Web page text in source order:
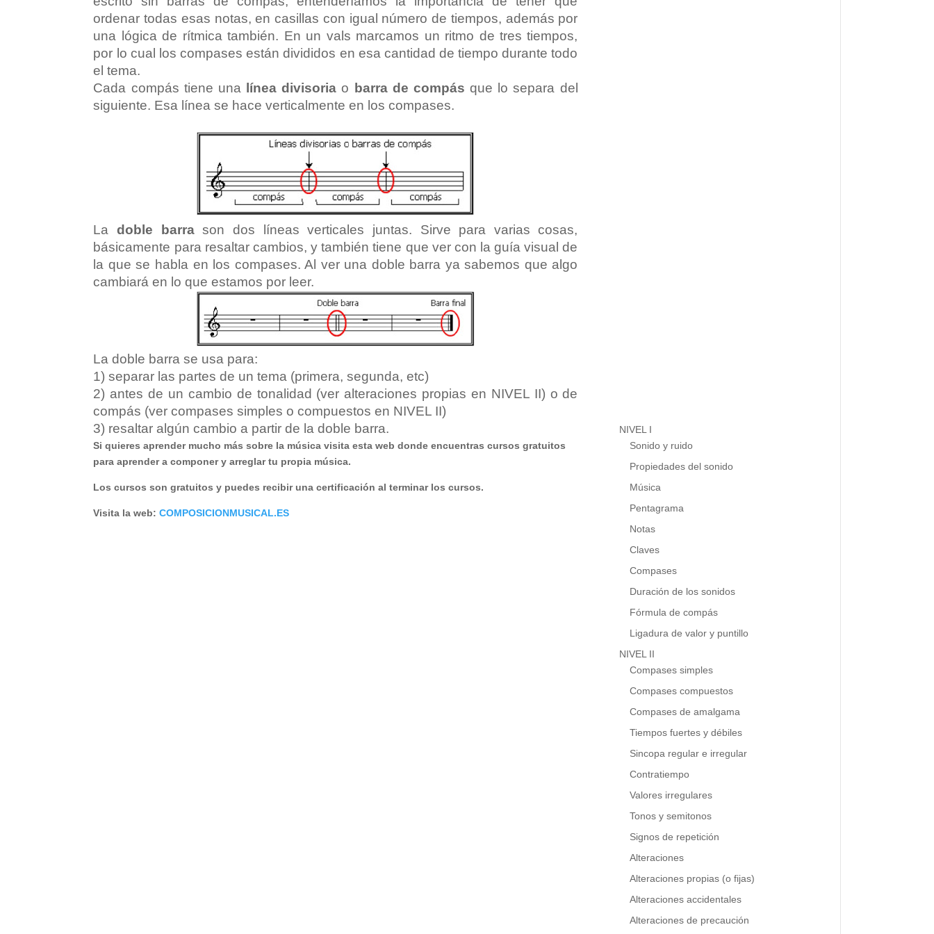
ordenar todas esas notas, en casillas con igual número de tiempos, además por
una lógica de rítmica también. En un vals marcamos un ritmo de tres tiempos,
por lo cual los compases están divididos en esa cantidad de tiempo durante todo
el tema.
Cada compás tiene una
línea divisoria o barra de compás que lo separa del
siguiente. Esa línea se hace verticalmente en los compases.
Ladoble barrason dos líneas verticales juntas. Sirve para varias cosas,
básicamente para resaltar cambios, y también tiene que ver con la guía visual de
la que se habla en los compases. Al ver una doble barra ya sabemos que algo
cambiará en lo que estamos por leer.
La doble barra se usa para:
1) separar las partes de un tema (primera, segunda, etc)
2) antes de un cambio de tonalidad (ver alteraciones propias en NIVEL II) o de
compás (ver compases simples o compuestos en NIVEL II)
3) resaltar algún cambio a partir de la doble barra.
Si quieres aprender mucho más sobre la música visita esta web donde encuentras cursos gratuitos
para aprender a componer y arreglar tu propia música.
Los cursos son gratuitos y puedes recibir una certificación al terminar los cursos.
Visita la web:COMPOSICIONMUSICAL.ES
NIVEL I
Sonido y ruido
Propiedades del sonido
Música
Pentagrama
Notas
Claves
Compases
Duración de los sonidos
Fórmula de compás
Ligadura de valor y puntillo
NIVEL II
Compases simples
Compases compuestos
Compases de amalgama
Tiempos fuertes y débiles
Sincopa regular e irregular
Contratiempo
Valores irregulares
Tonos y semitonos
Signos de repetición
Alteraciones
Alteraciones propias (o fijas)
Alteraciones accidentales
Alteraciones de precaución